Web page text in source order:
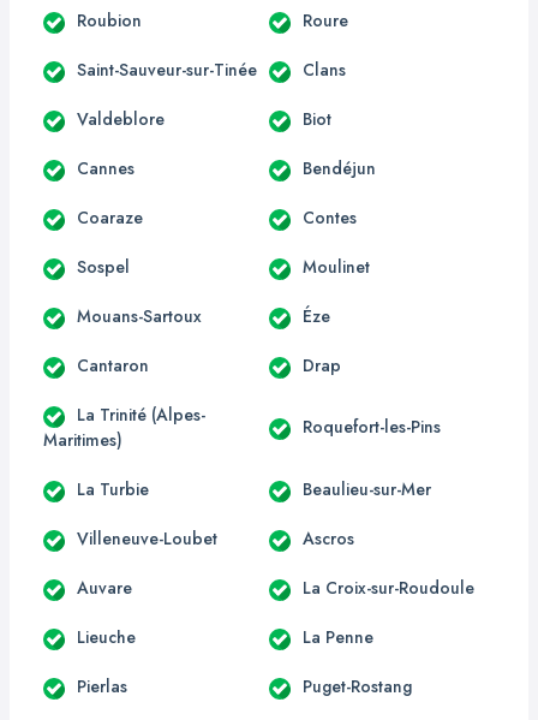
Roubion Roure
Saint-Sauveur-sur-Tinée Clans
Valdeblore Biot
Cannes Bendéjun
Coaraze Contes
Sospel Moulinet
Mouans-Sartoux Éze
Cantaron Drap
La Trinité (Alpes-
Maritimes)
Roquefort-les-Pins
La Turbie Beaulieu-sur-Mer
Villeneuve-Loubet Ascros
Auvare La Croix-sur-Roudoule
Lieuche La Penne
Pierlas Puget-Rostang